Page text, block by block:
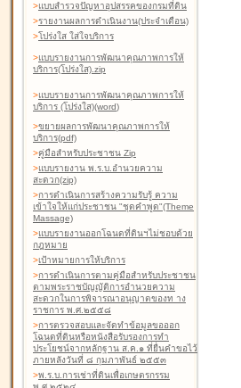
>แบบสำรวจปัญหาอุปสรรคของกรมที่ดิน
>รายงานผลการดำเนินงาน(ประจำเดือน)
>โปร่งใส ใส่ใจบริการ
>แบบรายงานการพัฒนาคุณภาพการให้
บริการ(โปร่งใส).zip
>แบบรายงานการพัฒนาคุณภาพการให้
บริการ (โปร่งใส)(word)
>ขยายผลการพัฒนาคุณภาพการให้
บริการ(pdf)
>คู่มือสำหรับประชาชน Zip
>แบบรายงาน พ.ร.บ.อำนวยความ
สะดวก(zip)
>การดำเนินการสร้างความรับรู้ ความ
เข้าใจให้แก่ประชาชน "ชุดคำพูด"(Theme
Massage)
>แบบรายงานออกโฉนดที่ดินฯไม่ชอบด้วย
กฎหมาย
>เป้าหมายการให้บริการ
>การดำเนินการตามคู่มือสำหรับประชาชน
ตามพระราชบัญญัติการอำนวยความ
สะดวกในการพิจารณาอนุญาตของท าง
ราชการ พ.ศ.๒๕๕๘
>การตรวจสอบและจัดทำข้อมูลขอออก
โฉนดที่ดินหรือหนังสือรับรองการทำ
ประโยชน์จากหลักฐาน ส.ค.๑ ที่ยื่นคำขอไว้
ภายหลังวันที่ ๘ กุมภาพันธ์ ๒๕๕๓
>พ.ร.บ.การเช่าที่ดินเพื่อเกษตรกรรม